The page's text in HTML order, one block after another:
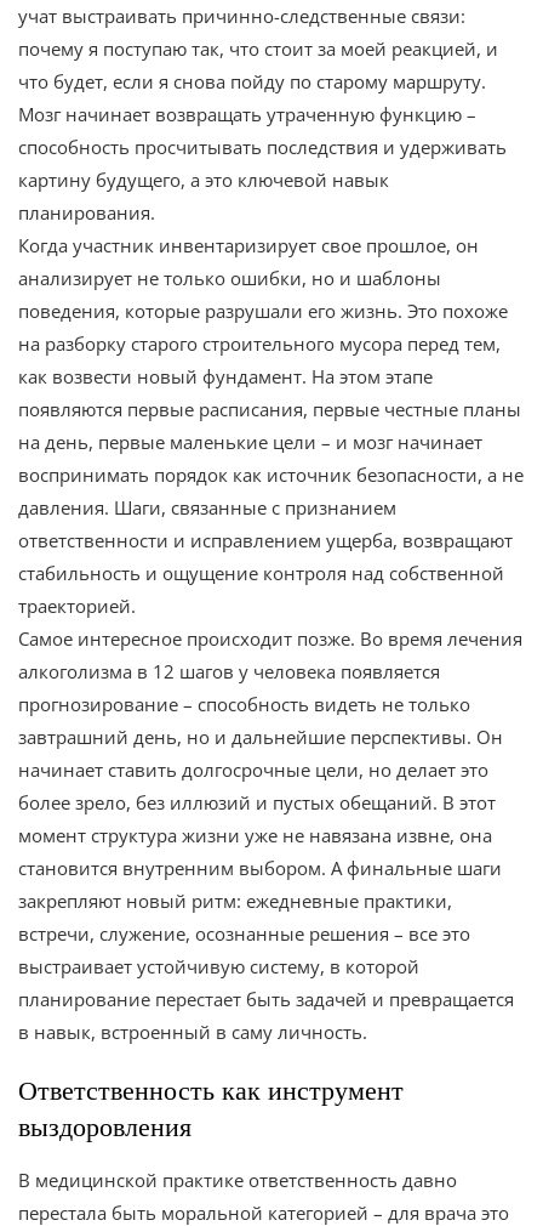
учат выстраивать причинно-следственные связи:
почему я поступаю так, что стоит за моей реакцией, и
что будет, если я снова пойду по старому маршруту.
Мозг начинает возвращать утраченную функцию –
способность просчитывать последствия и удерживать
картину будущего, а это ключевой навык
планирования.
Когда участник инвентаризирует свое прошлое, он
анализирует не только ошибки, но и шаблоны
поведения, которые разрушали его жизнь. Это похоже
на разборку старого строительного мусора перед тем,
как возвести новый фундамент. На этом этапе
появляются первые расписания, первые честные планы
на день, первые маленькие цели – и мозг начинает
воспринимать порядок как источник безопасности, а не
давления. Шаги, связанные с признанием
ответственности и исправлением ущерба, возвращают
стабильность и ощущение контроля над собственной
траекторией.
Самое интересное происходит позже. Во время лечения
алкоголизма в 12 шагов у человека появляется
прогнозирование – способность видеть не только
завтрашний день, но и дальнейшие перспективы. Он
начинает ставить долгосрочные цели, но делает это
более зрело, без иллюзий и пустых обещаний. В этот
момент структура жизни уже не навязана извне, она
становится внутренним выбором. А финальные шаги
закрепляют новый ритм: ежедневные практики,
встречи, служение, осознанные решения – все это
выстраивает устойчивую систему, в которой
планирование перестает быть задачей и превращается
в навык, встроенный в саму личность.
Ответственность как инструмент
выздоровления
В медицинской практике ответственность давно
перестала быть моральной категорией – для врача это